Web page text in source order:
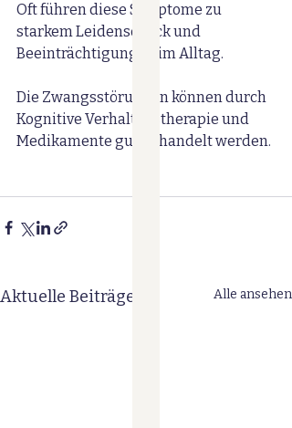
Oft führen diese Symptome zu
starkem Leidensdruck und
Beeinträchtigungen im Alltag.
Die Zwangsstörungen können durch
Kognitive Verhaltenstherapie und
Medikamente gut behandelt werden.
Aktuelle Beiträge Alle ansehen